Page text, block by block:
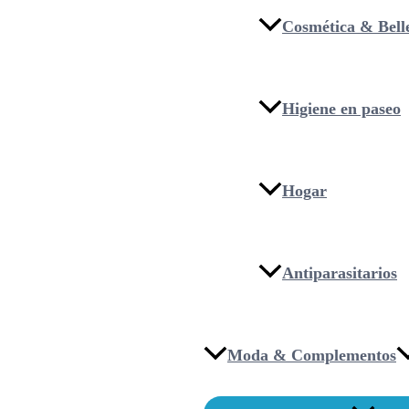
Cosmética &
Higiene en paseo
Hogar
Antiparasitarios
Moda & Complementos